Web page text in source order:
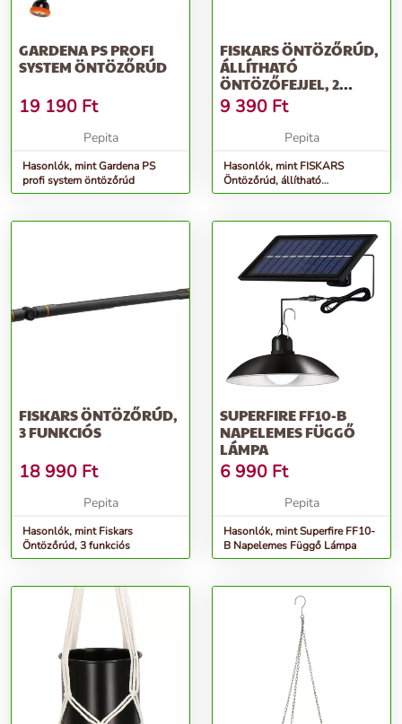
GARDENA PS PROFI
SYSTEM ÖNTÖZŐRÚD
19 190 Ft
Pepita
Hasonlók, mint Gardena PS
profi system öntözőrúd
FISKARS ÖNTÖZŐRÚD,
ÁLLÍTHATÓ
ÖNTÖZŐFEJJEL, 2
FUNKCIÓVAL,
FISKARS...
9 390 Ft
Pepita
Hasonlók, mint FISKARS
Öntözőrúd, állítható
öntözőfejjel, 2 funkcióval,
FISKARS ÖNTÖZŐRÚD,
3 FUNKCIÓS
18 990 Ft
Pepita
Hasonlók, mint Fiskars
Öntözőrúd, 3 funkciós
SUPERFIRE FF10-B
NAPELEMES FÜGGŐ
LÁMPA
6 990 Ft
Pepita
Hasonlók, mint Superfire FF10-
B Napelemes Függő Lámpa